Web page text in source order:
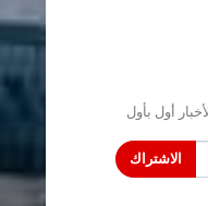
أول بأول
الاشتراك